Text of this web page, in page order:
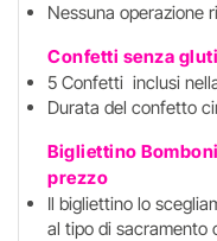
Nessuna operazione
Confetti senza
5 Confetti inclusi
Durata del confetto
Bigliettino
prezzo
Il bigliettino lo
al tipo di sacramento